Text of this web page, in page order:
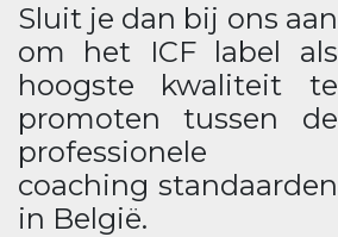
Sluit je dan bij ons aan
om het ICF label als
hoogste kwaliteit te
promoten tussen de
professionele
coaching standaarden
in België.